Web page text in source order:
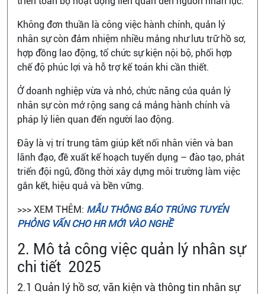
Không đơn thuần là công việc hành chính, quản lý
nhân sự còn đảm nhiệm nhiều mảng như lưu trữ hồ sơ,
hợp đồng lao động, tổ chức sự kiện nội bộ, phối hợp
chế độ phúc lợi và hỗ trợ kế toán khi cần thiết.
Ở doanh nghiệp vừa và nhỏ, chức năng của quản lý
nhân sự còn mở rộng sang cả mảng hành chính và
pháp lý liên quan đến người lao động.
Đây là vị trí trung tâm giúp kết nối nhân viên và ban
lãnh đạo, đề xuất kế hoạch tuyển dụng – đào tạo, phát
triển đội ngũ, đồng thời xây dựng môi trường làm việc
gắn kết, hiệu quả và bền vững.
>>> XEM THÊM: MẪU THÔNG BÁO TRÚNG TUYỂN
PHỎNG VẤN CHO HR MỚI VÀO NGHỀ
2. Mô tả công việc quản lý nhân sự
chi tiết 2025
2.1 Quản lý hồ sơ, văn kiện và thông tin nhân sự